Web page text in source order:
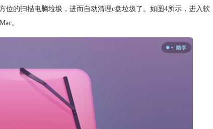
位的扫描电脑垃圾，进而自动清理c盘垃圾了。如图4所示，进入软
。